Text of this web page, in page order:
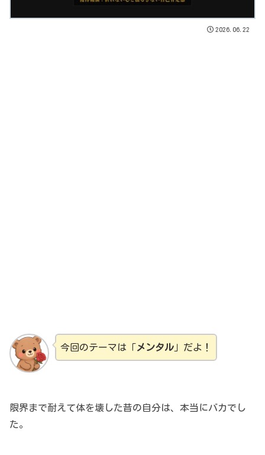
2026.06.22
今回のテーマは「メンタル」だよ！
限界まで耐えて体を壊した昔の自分は、本当にバカでし
た。